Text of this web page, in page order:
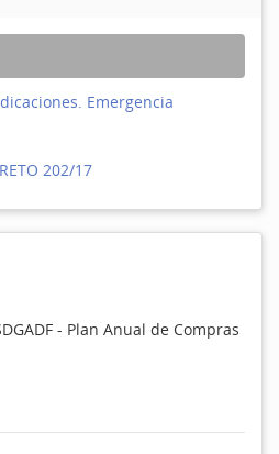
Emergencia
202/17
- Plan Anual de Compras